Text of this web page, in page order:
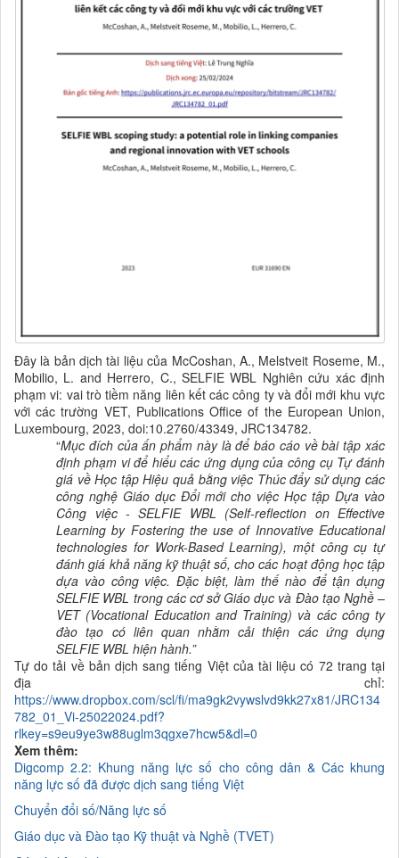
Đây là bản dịch tài liệu của McCoshan, A., Melstveit Roseme, M.,
Mobilio, L. and Herrero, C., SELFIE WBL Nghiên cứu xác định
phạm vi: vai trò tiềm năng liên kết các công ty và đổi mới khu vực
với các trường VET, Publications Office of the European Union,
Luxembourg, 2023, doi:10.2760/43349, JRC134782.
“Mục đích của ấn phẩm này là để báo cáo về bài tập xác
định phạm vi để hiểu các ứng dụng của công cụ Tự đánh
giá về Học tập Hiệu quả bằng việc Thúc đẩy sử dụng các
công nghệ Giáo dục Đổi mới cho việc Học tập Dựa vào
Công việc - SELFIE WBL (Self-reflection on Effective
Learning by Fostering the use of Innovative Educational
technologies for Work-Based Learning), một công cụ tự
đánh giá khả năng kỹ thuật số, cho các hoạt động học tập
dựa vào công việc. Đặc biệt, làm thế nào để tận dụng
SELFIE WBL trong các cơ sở Giáo dục và Đào tạo Nghề –
VET (Vocational Education and Training) và các công ty
đào tạo có liên quan nhằm cải thiện các ứng dụng
SELFIE WBL hiện hành.”
Tự do tải về bản dịch sang tiếng Việt của tài liệu có 72 trang tại
địa chỉ:
https://www.dropbox.com/scl/fi/ma9gk2vywslvd9kk27x81/JRC134
782_01_Vi-25022024.pdf?
rlkey=s9eu9ye3w88uglm3qgxe7hcw5&dl=0
Xem thêm:
Digcomp 2.2: Khung năng lực số cho công dân & Các khung
năng lực số đã được dịch sang tiếng Việt
Chuyển đổi số/Năng lực số
Giáo dục và Đào tạo Kỹ thuật và Nghề (TVET)